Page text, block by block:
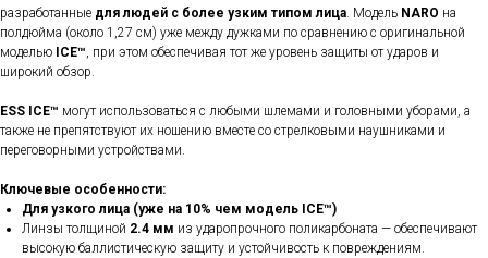
разработанные для людей с более узким типом лица. Модель NARO на
полдюйма (около 1,27 см) уже между дужками по сравнению с оригинальной
моделью ICE™, при этом обеспечивая тот же уровень защиты от ударов и
широкий обзор.
ESS ICE™ могут использоваться с любыми шлемами и головными уборами, а
также не препятствуют их ношению вместе со стрелковыми наушниками и
переговорными устройствами.
Ключевые особенности:
Для узкого лица (уже на 10% чем модель ICE™)
Линзы толщиной 2.4 мм из ударопрочного поликарбоната — обеспечивают
высокую баллистическую защиту и устойчивость к повреждениям.